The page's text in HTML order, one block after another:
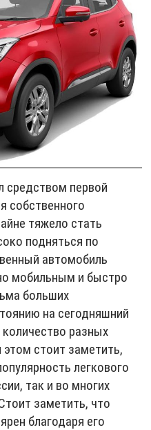
средством первой
собственного
тяжело стать
подняться по
автомобиль
мобильным и быстро
больших
на сегодняшний
разных
стоит заметить,
легкового
так и во многих
заметить, что
благодаря его